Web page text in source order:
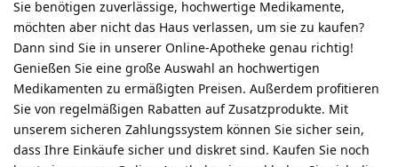
Sie benötigen zuverlässige, hochwertige Medikamente,
möchten aber nicht das Haus verlassen, um sie zu kaufen?
Dann sind Sie in unserer Online-Apotheke genau richtig!
Genießen Sie eine große Auswahl an hochwertigen
Medikamenten zu ermäßigten Preisen. Außerdem profitieren
Sie von regelmäßigen Rabatten auf Zusatzprodukte. Mit
unserem sicheren Zahlungssystem können Sie sicher sein,
dass Ihre Einkäufe sicher und diskret sind. Kaufen Sie noch